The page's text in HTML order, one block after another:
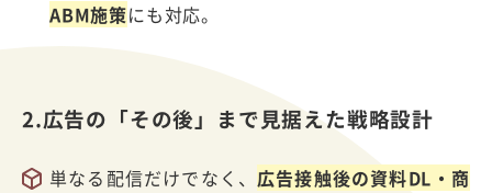
ABM施策にも対応。
2.広告の「その後」まで見据えた戦略設計
単なる配信だけでなく、 広告接触後の資料DL・商